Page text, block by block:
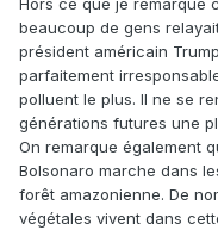
Hors ce que je remarque
beaucoup de gens
président américain
parfaitement
polluent le plus. Il ne se
générations futures une
On remarque également
Bolsonaro marche dans
forêt amazonienne. De
végétales vivent dans